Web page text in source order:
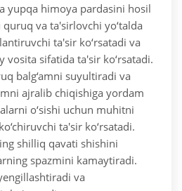
yupqa himoya pardasini hosil
va ta'sirlovchi yo‘talda
ta'sir ko‘rsatadi va
vosita sifatida ta'sir ko‘rsatadi.
balg‘amni suyultiradi va
ajralib chiqishiga yordam
o‘sishi uchun muhitni
ta'sir ko‘rsatadi.
shilliq qavati shishini
spazmini kamaytiradi.
va